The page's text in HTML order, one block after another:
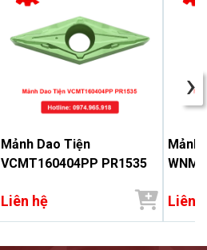
Mảnh Dao Tiện
VCMT160404PP PR1535
Liên hệ
Mảnh
Liên
›